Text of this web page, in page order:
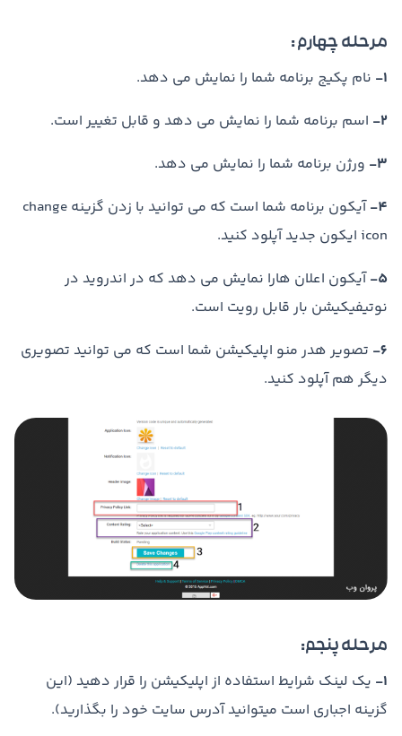
مرحله چهارم :
1- نام پکیج برنامه شما را نمایش می دهد.
2- اسم برنامه شما را نمایش می دهد و قابل تغییر است.
3- ورژن برنامه شما را نمایش می دهد.
4-
آیکون برنامه شما است که می توانید با زدن گزینه change
icon ایکون جدید آپلود کنید.
5- آیکون اعلان هارا نمایش می دهد که در اندروید در
نوتیفیکیشن بار قابل رویت است.
6- تصویر هدر منو اپلیکیشن شما است که می توانید تصویری
دیگر هم آپلود کنید.
مرحله پنجم:
1- یک لینک شرایط استفاده از اپلیکیشن را قرار دهید (این
گزینه اجباری است میتوانید آدرس سایت خود را بگذارید).